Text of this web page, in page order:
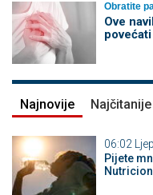
Obratite
Ove
Najnovije Najčitanije
06:02
Pijete